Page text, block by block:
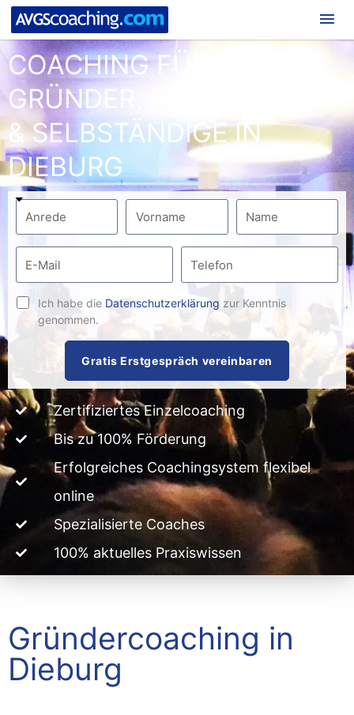
COACHING FÜR
GRÜNDER, FREIBERUFLER
& SELBSTÄNDIGE IN
DIEBURG
Ich habe die Datenschutzerklärung zur Kenntnis
genommen.
Gratis Erstgespräch vereinbaren
Zertifiziertes Einzelcoaching
Bis zu 100% Förderung
Erfolgreiches Coachingsystem flexibel
online
Spezialisierte Coaches
100% aktuelles Praxiswissen
Gründercoaching in
Dieburg